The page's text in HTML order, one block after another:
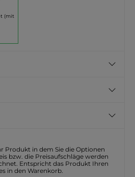
(mit
Produkt in dem Sie die Optionen
bzw. die Preisaufschläge werden
Entspricht das Produkt Ihren
in den Warenkorb.